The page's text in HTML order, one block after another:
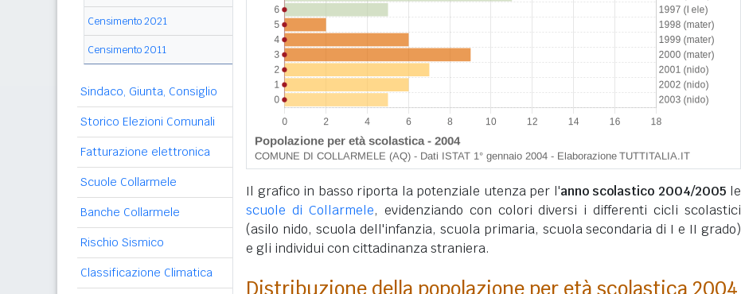
Censimento 2021
Censimento 2011
Sindaco, Giunta, Consiglio
Storico Elezioni Comunali
Fatturazione elettronica
Scuole Collarmele
Banche Collarmele
Rischio Sismico
Classificazione Climatica
Il grafico in basso riporta la potenziale utenza per l'anno scolastico 2004/2005 le
scuole di Collarmele, evidenziando con colori diversi i differenti cicli scolastici
(asilo nido, scuola dell'infanzia, scuola primaria, scuola secondaria di I e II grado)
e gli individui con cittadinanza straniera.
Distribuzione della popolazione per età scolastica 2004